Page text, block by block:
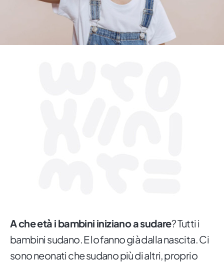
A che età i bambini iniziano a sudare? Tutti i
bambini sudano. E lo fanno già dalla nascita. Ci
sono neonati che sudano più di altri, proprio